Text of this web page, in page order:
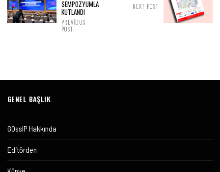
SEMPOZYUMLA
KUTLANDI
PREVIOUS
POST
NEXT POST
GENEL BAŞLIK
GOssIP Hakkında
Editörden